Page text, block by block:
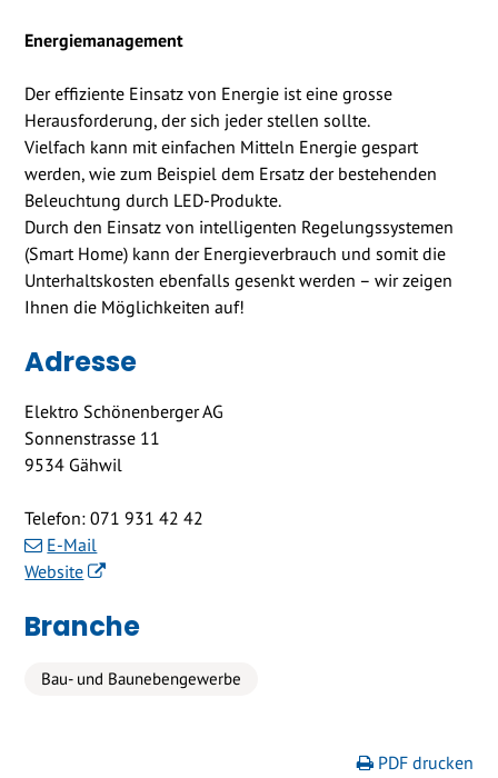
Energiemanagement
Der effiziente Einsatz von Energie ist eine grosse
Herausforderung, der sich jeder stellen sollte.
Vielfach kann mit einfachen Mitteln Energie gespart
werden, wie zum Beispiel dem Ersatz der bestehenden
Beleuchtung durch LED-Produkte.
Durch den Einsatz von intelligenten Regelungssystemen
(Smart Home) kann der Energieverbrauch und somit die
Unterhaltskosten ebenfalls gesenkt werden – wir zeigen
Ihnen die Möglichkeiten auf!
Adresse
Elektro Schönenberger AG
Sonnenstrasse 11
9534 Gähwil
Telefon:071 931 42 42
E-Mail
Website
Branche
Bau- und Baunebengewerbe
PDF drucken